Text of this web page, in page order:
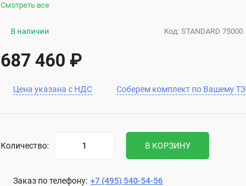
Смотреть все
Код:STANDARD 75000
В наличии
687 460 ₽
Цена указана с НДС Соберем комплект по Вашему ТЗ
Количество: В КОРЗИНУ
Заказ по телефону: +7 (495) 540-54-56